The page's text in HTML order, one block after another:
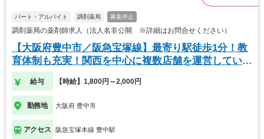
パート・アルバイト 調剤薬局 募集停止
調剤薬局の薬剤師求人（法人名非公開 ※詳細はお問合せください）
【大阪府豊中市／阪急宝塚線】最寄り駅徒歩1分！教
育体制も充実！関西を中心に複数店舗を運営している
薬局
給与 【時給】1,800円～2,000円
勤務地 大阪府 豊中市
アクセス 阪急宝塚本線 豊中駅